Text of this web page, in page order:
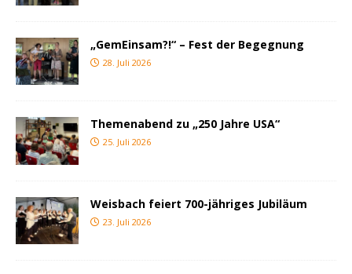
„GemEinsam?!“ – Fest der Begegnung
28. Juli 2026
Themenabend zu „250 Jahre USA“
25. Juli 2026
Weisbach feiert 700-jähriges Jubiläum
23. Juli 2026